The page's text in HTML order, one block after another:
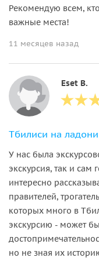
Рекомендую всем,
важные места!
11 месяцев назад
Eset B.
У нас была
экскурсия, так и сам
интересно
правителей,
которых много в
экскурсию - может
но не зная их